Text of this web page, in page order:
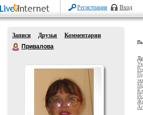
Регистрация Вход
Записи Друзья
Комментарии
Привалова